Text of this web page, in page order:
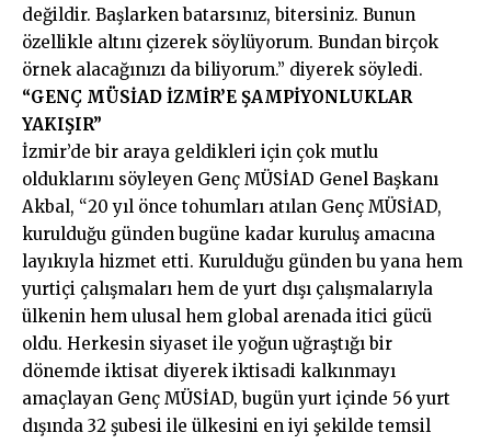
değildir. Başlarken batarsınız, bitersiniz. Bunun
özellikle altını çizerek söylüyorum. Bundan birçok
örnek alacağınızı da biliyorum.” diyerek söyledi.
“GENÇ MÜSİAD İZMİR’E ŞAMPİYONLUKLAR
YAKIŞIR”
İzmir’de bir araya geldikleri için çok mutlu
olduklarını söyleyen Genç MÜSİAD Genel Başkanı
Akbal, “20 yıl önce tohumları atılan Genç MÜSİAD,
kurulduğu günden bugüne kadar kuruluş amacına
layıkıyla hizmet etti. Kurulduğu günden bu yana hem
yurtiçi çalışmaları hem de yurt dışı çalışmalarıyla
ülkenin hem ulusal hem global arenada itici gücü
oldu. Herkesin siyaset ile yoğun uğraştığı bir
dönemde iktisat diyerek iktisadi kalkınmayı
amaçlayan Genç MÜSİAD, bugün yurt içinde 56 yurt
dışında 32 şubesi ile ülkesini en iyi şekilde temsil